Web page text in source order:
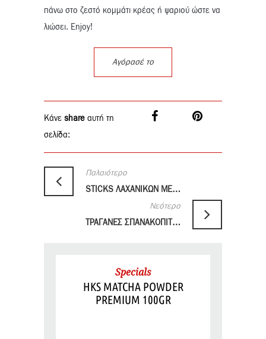
πάνω στο ζεστό κομμάτι κρέας ή ψαριού ώστε να
λιώσει. Enjoy!
Αγόρασέ το
Κάνε share αυτή τη
σελίδα:
Παλαιότερο
STICKS ΛΑΧΑΝΙΚΩΝ ΜΕ ΣΑΛΤΣΑ TERIYAKI
Νεότερο
ΤΡΑΓΑΝΕΣ ΣΠΑΝΑΚΟΠΙΤΕΣ ΜΕ ROTI PARATHA ΣΤΟ ΤΗΓΑΝΙ
Specials
HKS MATCHA POWDER
PREMIUM 100GR